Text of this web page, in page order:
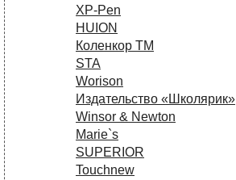
XP-Pen
HUION
Коленкор ТМ
STA
Worison
Издательство «Школярик»
Winsor & Newton
Marie`s
SUPERIOR
Touchnew